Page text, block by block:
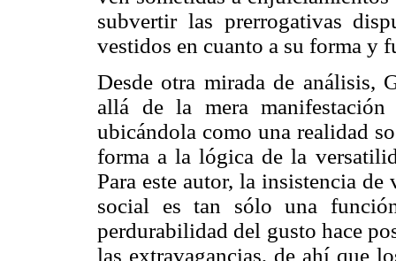
subvertir las prerrogativas
vestidos en cuanto a su forma y
Desde otra mirada de análisis,
allá de la mera
ubicándola como una realidad
forma a la lógica de la
Para este autor, la insistencia
social es tan sólo una
perdurabilidad del gusto hace
las extravagancias, de ahí que